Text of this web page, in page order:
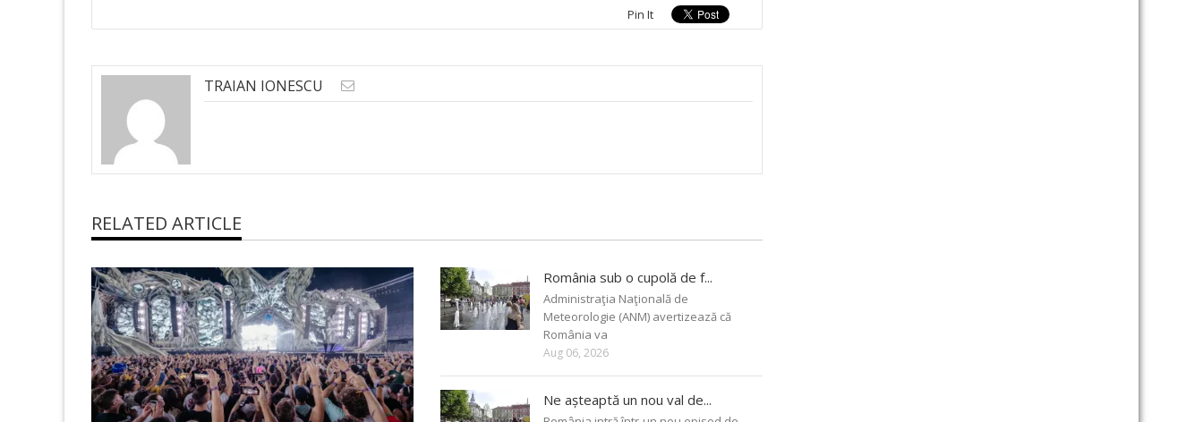
Pin It
TRAIAN IONESCU
RELATED ARTICLE
România sub o cupolă de f...
Administraţia Naţională de
Meteorologie (ANM) avertizează că
România va
Aug 06, 2026
Ne așteaptă un nou val de...